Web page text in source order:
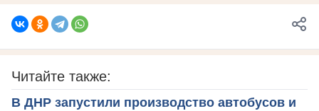
Читайте также:
В ДНР запустили производство автобусов и